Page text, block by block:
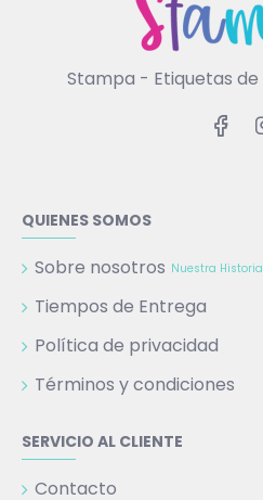
Stampa - Etiquetas de
QUIENES SOMOS
Sobre nosotros Nuestra Historia
Tiempos de Entrega
Política de privacidad
Términos y condiciones
SERVICIO AL CLIENTE
Contacto